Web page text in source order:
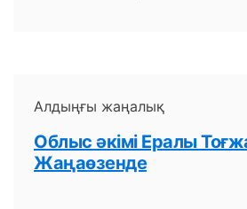
Алдыңғы жаңалық
Облыс әкімі Ералы
Жаңаөзенде